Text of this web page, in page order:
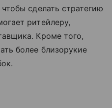
сделать стратегию
ритейлеру,
Кроме того,
более близорукие